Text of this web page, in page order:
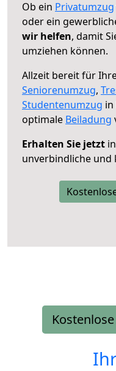
Ob ein Privatumzug
oder ein
wir helfen, damit
umziehen können.
Allzeit bereit für
Seniorenumzug,
Studentenumzug in
optimale Beiladung
Erhalten Sie jetzt
unverbindliche und